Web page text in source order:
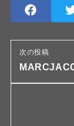
次の投稿